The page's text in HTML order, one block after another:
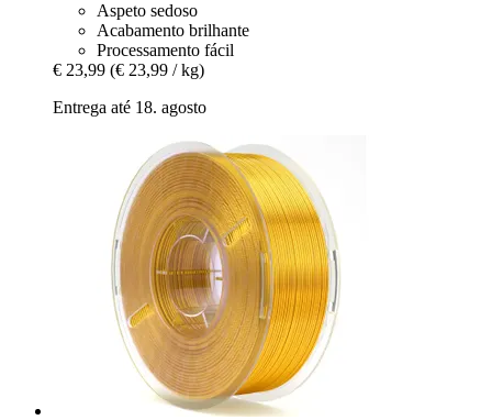
Aspeto sedoso
Acabamento brilhante
Processamento fácil
€ 23,99 (€ 23,99 / kg)
Entrega até 18. agosto